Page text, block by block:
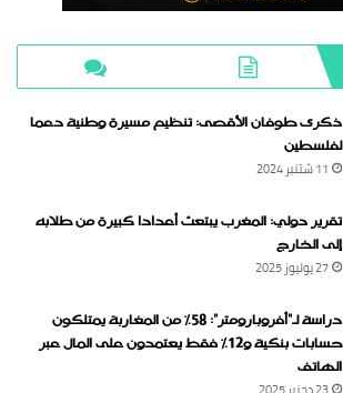
ذكرى طوفان الأقصى: تنظيم مسيرة وطنية دعما
لفلسطين
11 شتنبر 2024
تقرير دولي: المغرب يبتعث أعدادا كبيرة من طلابه
إلى الخارج
27 يوليوز 2025
دراسة لـ“أفروبارومتر”: 58٪ من المغاربة يمتلكون
حسابات بنكية و12٪ فقط يعتمدون على المال عبر
الهاتف